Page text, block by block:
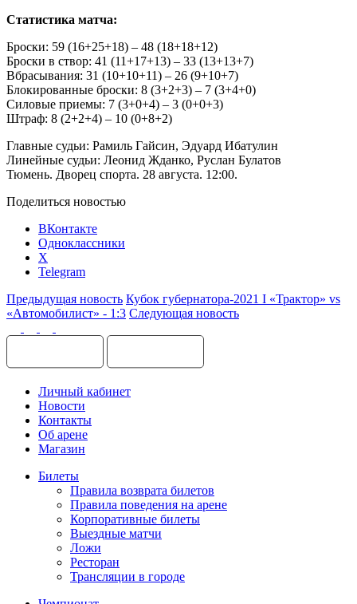
Статистика матча:
Броски: 59 (16+25+18) – 48 (18+18+12)
Броски в створ: 41 (11+17+13) – 33 (13+13+7)
Вбрасывания: 31 (10+10+11) – 26 (9+10+7)
Блокированные броски: 8 (3+2+3) – 7 (3+4+0)
Силовые приемы: 7 (3+0+4) – 3 (0+0+3)
Штраф: 8 (2+2+4) – 10 (0+8+2)
Главные судьи: Рамиль Гайсин, Эдуард Ибатулин
Линейные судьи: Леонид Жданко, Руслан Булатов
Тюмень. Дворец спорта. 28 августа. 12:00.
Поделиться новостью
ВКонтакте
Одноклассники
X
Telegram
Предыдущая новость Кубок губернатора-2021 I «Трактор» vs
«Автомобилист» - 1:3 Следующая новость
Личный кабинет
Новости
Контакты
Об арене
Магазин
Билеты
Правила возврата билетов
Правила поведения на арене
Корпоративные билеты
Выездные матчи
Ложи
Ресторан
Трансляции в городе